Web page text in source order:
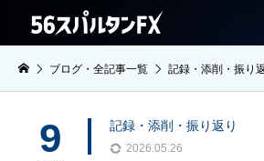
ブログ・全記事一覧 記録・添削・振り
9 記録・添削・振り返り
2026.05.26